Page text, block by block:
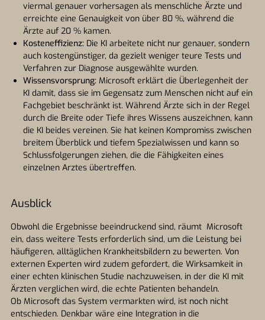
viermal genauer vorhersagen als menschliche Ärzte und
erreichte eine Genauigkeit von über 80 %, während die
Ärzte auf 20 % kamen.
Kosteneffizienz: Die KI arbeitete nicht nur genauer, sondern
auch kostengünstiger, da gezielt weniger teure Tests und
Verfahren zur Diagnose ausgewählte wurden.
Wissensvorsprung: Microsoft erklärt die Überlegenheit der
KI damit, dass sie im Gegensatz zum Menschen nicht auf ein
Fachgebiet beschränkt ist. Während Ärzte sich in der Regel
durch die Breite oder Tiefe ihres Wissens auszeichnen, kann
die KI beides vereinen. Sie hat keinen Kompromiss zwischen
breitem Überblick und tiefem Spezialwissen und kann so
Schlussfolgerungen ziehen, die die Fähigkeiten eines
einzelnen Arztes übertreffen.
Ausblick
Obwohl die Ergebnisse beeindruckend sind, räumt Microsoft
ein, dass weitere Tests erforderlich sind, um die Leistung bei
häufigeren, alltäglichen Krankheitsbildern zu bewerten. Von
externen Experten wird zudem gefordert, die Wirksamkeit in
einer echten klinischen Studie nachzuweisen, in der die KI mit
Ärzten verglichen wird, die echte Patienten behandeln.
Ob Microsoft das System vermarkten wird, ist noch nicht
entschieden. Denkbar wäre eine Integration in die